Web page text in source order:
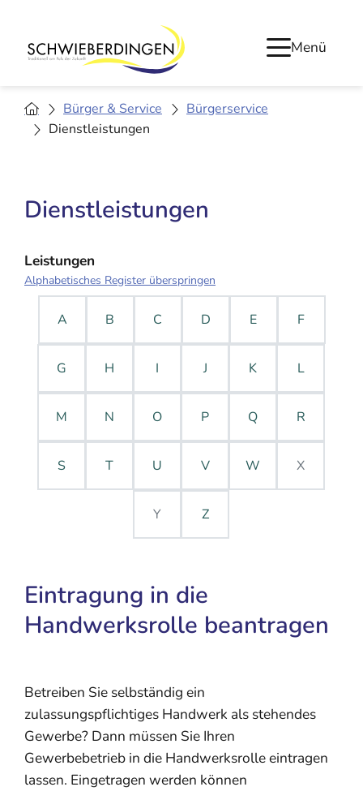
Menü
Bürger & Service
Bürgerservice
Dienstleistungen
Dienstleistungen
Leistungen
Alphabetisches Register überspringen
A B C D E F
G H I J K L
M N O P Q R
S T U V W X
Y Z
Eintragung in die
Handwerksrolle beantragen
Betreiben Sie selbständig ein
zulassungspflichtiges Handwerk als stehendes
Gewerbe? Dann müssen Sie Ihren
Gewerbebetrieb in die Handwerksrolle eintragen
lassen. Eingetragen werden können